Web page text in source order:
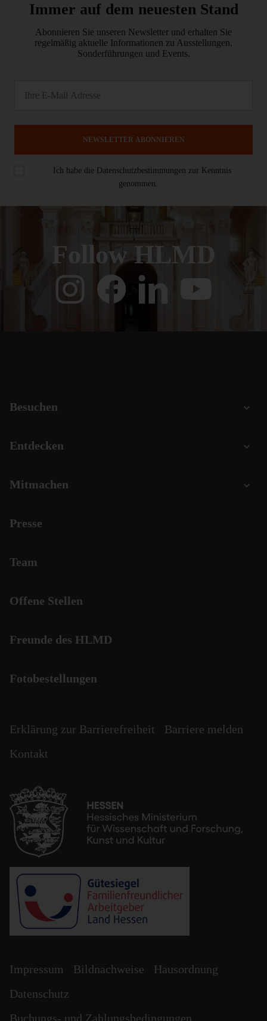
Immer auf dem neuesten Stand
Abonnieren Sie unseren Newsletter und erhalten Sie
regelmäßig aktuelle Informationen zu Ausstellungen,
Sonderführungen und Events.
Ich habe die Datenschutzbestimmungen zur Kenntnis
genommen.
NEWSLETTER ABONNIEREN
Follow HLMD
Besuchen
Entdecken
Mitmachen
Presse
Team
Offene Stellen
Freunde des HLMD
Fotobestellungen
Erklärung zur Barrierefreiheit
Barriere melden
Kontakt
Impressum Bildnachweise
Hausordnung
Datenschutz
Buchungs- und Zahlungsbedingungen